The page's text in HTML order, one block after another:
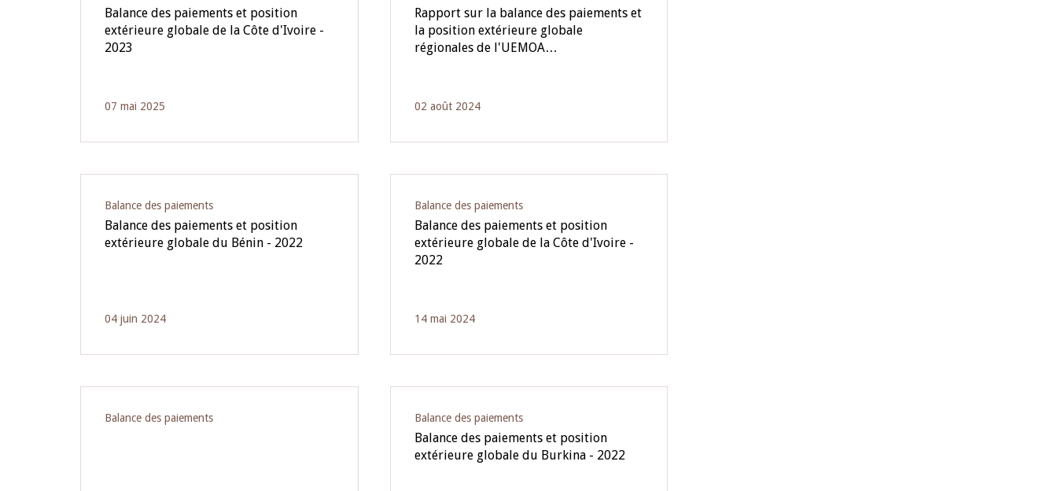
Balance des paiements et position
extérieure globale de la Côte d'Ivoire -
2023
07 mai 2025
Rapport sur la balance des paiements et
la position extérieure globale
régionales de l'UEMOA…
02 août 2024
Balance des paiements
Balance des paiements et position
extérieure globale du Bénin - 2022
04 juin 2024
Balance des paiements
Balance des paiements et position
extérieure globale de la Côte d'Ivoire -
2022
14 mai 2024
Balance des paiements Balance des paiements
Balance des paiements et position
extérieure globale du Burkina - 2022